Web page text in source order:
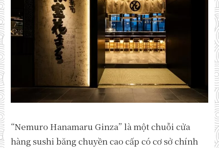
“Nemuro Hanamaru Ginza” là một chuỗi cửa
hàng sushi băng chuyền cao cấp có cơ sở chính